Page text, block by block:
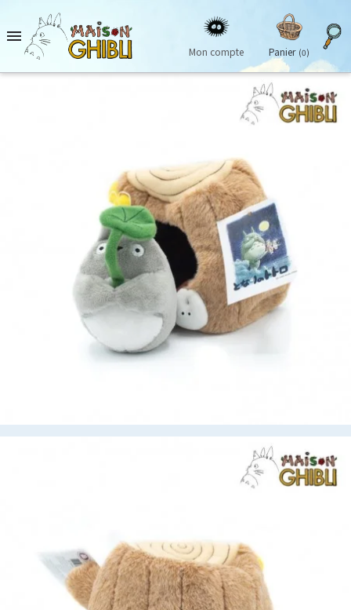

Mon compte Panier (0)